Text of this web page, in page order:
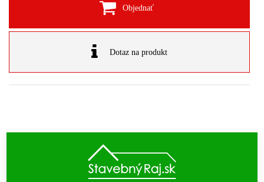
Objednať
Dotaz na produkt